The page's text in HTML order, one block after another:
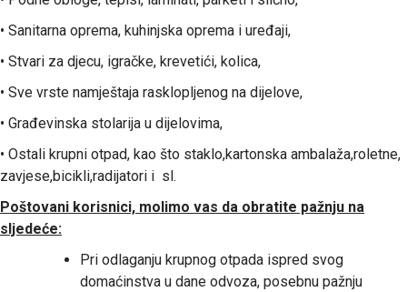
• Sanitarna oprema, kuhinjska oprema i uređaji,
• Stvari za djecu, igračke, krevetići, kolica,
• Sve vrste namještaja rasklopljenog na dijelove,
• Građevinska stolarija u dijelovima,
• Ostali krupni otpad, kao što staklo,kartonska ambalaža,roletne,
zavjese,bicikli,radijatori i sl.
Poštovani korisnici, molimo vas da obratite pažnju na
sljedeće:
Pri odlaganju krupnog otpada ispred svog
domaćinstva u dane odvoza, posebnu pažnju